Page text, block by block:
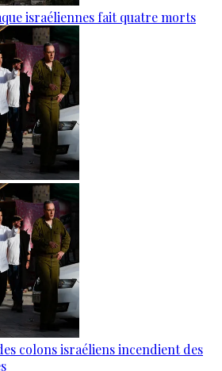
israéliennes fait quatre morts
colons israéliens incendient des